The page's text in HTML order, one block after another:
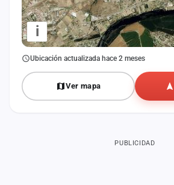
i
Ubicación actualizada hace 2 meses
Ver mapa
PUBLICIDAD